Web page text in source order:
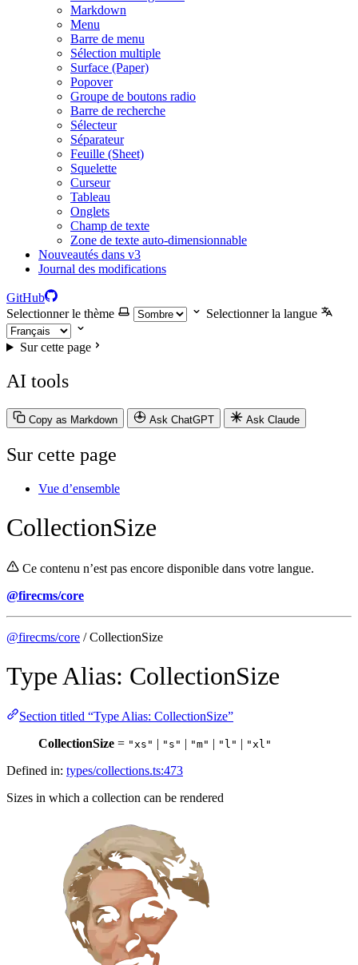
Markdown
Menu
Barre de menu
Sélection multiple
Surface (Paper)
Popover
Groupe de boutons radio
Barre de recherche
Sélecteur
Séparateur
Feuille (Sheet)
Squelette
Curseur
Tableau
Onglets
Champ de texte
Zone de texte auto-dimensionnable
Nouveautés dans v3
Journal des modifications
GitHub
Selectionner le thème
Selectionner la langue
Sur cette page
AI tools
Copy as Markdown Ask ChatGPT Ask Claude
Sur cette page
Vue d’ensemble
CollectionSize
Ce contenu n’est pas encore disponible dans votre langue.
@firecms/core
@firecms/core / CollectionSize
Type Alias: CollectionSize
Section titled “Type Alias: CollectionSize”
CollectionSize = "xs" | "s" | "m" | "l" | "xl"
Defined in: types/collections.ts:473
Sizes in which a collection can be rendered